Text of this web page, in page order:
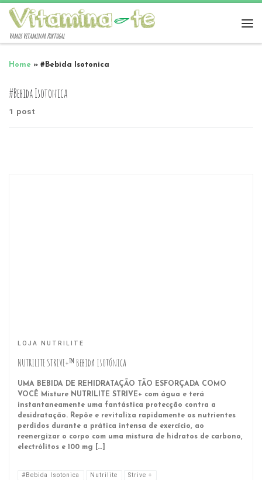
Vamos Vitaminar Portugal
Home » #Bebida Isotonica
#Bebida Isotonica
1 post
LOJA NUTRILITE
NUTRILITE STRIVE+™ Bebida Isotónica
UMA BEBIDA DE REHIDRATAÇÃO TÃO ESFORÇADA COMO
VOCÊ Misture NUTRILITE STRIVE+ com água e terá
instantaneamente uma fantástica protecção contra a
desidratação. Repõe e revitaliza rapidamente os nutrientes
perdidos durante a prática intensa de exercício, ao
reenergizar o corpo com uma mistura de hidratos de carbono,
electrólitos e 100 mg […]
#Bebida Isotonica Nutrilite Strive +